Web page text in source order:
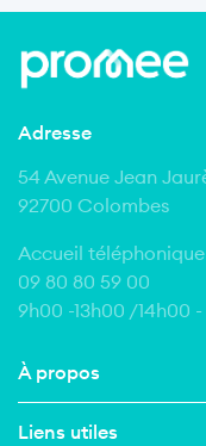
À propos
Liens utiles
Adresse
54 Avenue Jean
92700 Colombes
Accueil téléphonique
09 80 80 59 00
9h00 -13h00 /14h00 -